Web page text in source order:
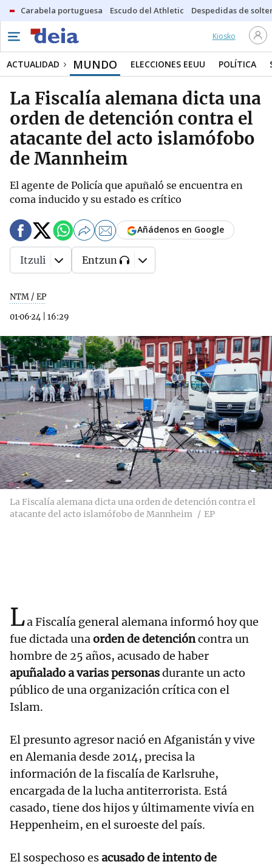
Carabela portuguesa Escudo del Athletic Despedidas de
Kiosko
ACTUALIDAD MUNDO ELECCIONES EEUU POLÍTICA
La Fiscalía alemana dicta una
orden de detención contra el
atacante del acto islamófobo
de Mannheim
El agente de Policía que apuñaló se encuentra en
coma inducido y su estado es crítico
NTM / EP
01·06·24
16:29
Añádenos en Google
Itzuli Entzun
La Fiscalía alemana dicta una orden de detención contra el
atacante del acto islamófobo de Mannheim
EP
La Fiscalía general alemana informó hoy que
fue dictada unaorden de detencióncontra un
hombre de 25 años, acusado de haber
apuñalado a varias personasdurante un acto
público de una organización crítica con el
Islam.
El presunto agresor nació en Afganistán y vive
en Alemania desde 2014, precisa la
información de la fiscalía de Karlsruhe,
encargada de la lucha antiterrorista. Está
casado, tiene dos hijos y últimamente vivía en
Heppenheim, en el suroeste del país.
El sospechoso esacusado de intento de